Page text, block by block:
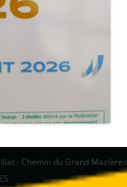
- Chemin du Grand Mazières